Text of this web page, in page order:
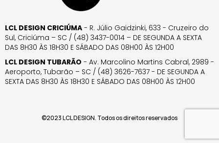
LCL DESIGN CRICIÚMA - R. Júlio Gaidzinki, 633 - Cruzeiro do
Sul, Criciúma – SC / (48) 3437-0014 – DE SEGUNDA A SEXTA
DAS 8H30 ÀS 18H30 E SÁBADO DAS 08H00 ÀS 12H00
LCL DESIGN TUBARÃO - Av. Marcolino Martins Cabral, 2989 -
Aeroporto, Tubarão – SC / (48) 3626-7637 - DE SEGUNDA A
SEXTA DAS 8H30 ÀS 18H30 E SÁBADO DAS 08H00 ÀS 12H00
©2023 LCL DESIGN. Todos os direitos reservados